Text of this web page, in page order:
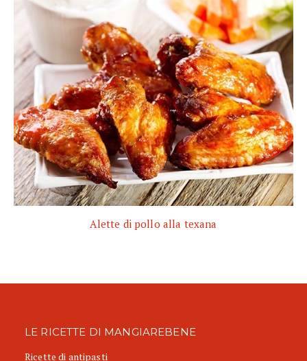
Alette di pollo alla texana
LE RICETTE DI MANGIAREBENE
Ricette di antipasti